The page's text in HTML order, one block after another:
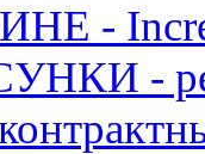
-
-